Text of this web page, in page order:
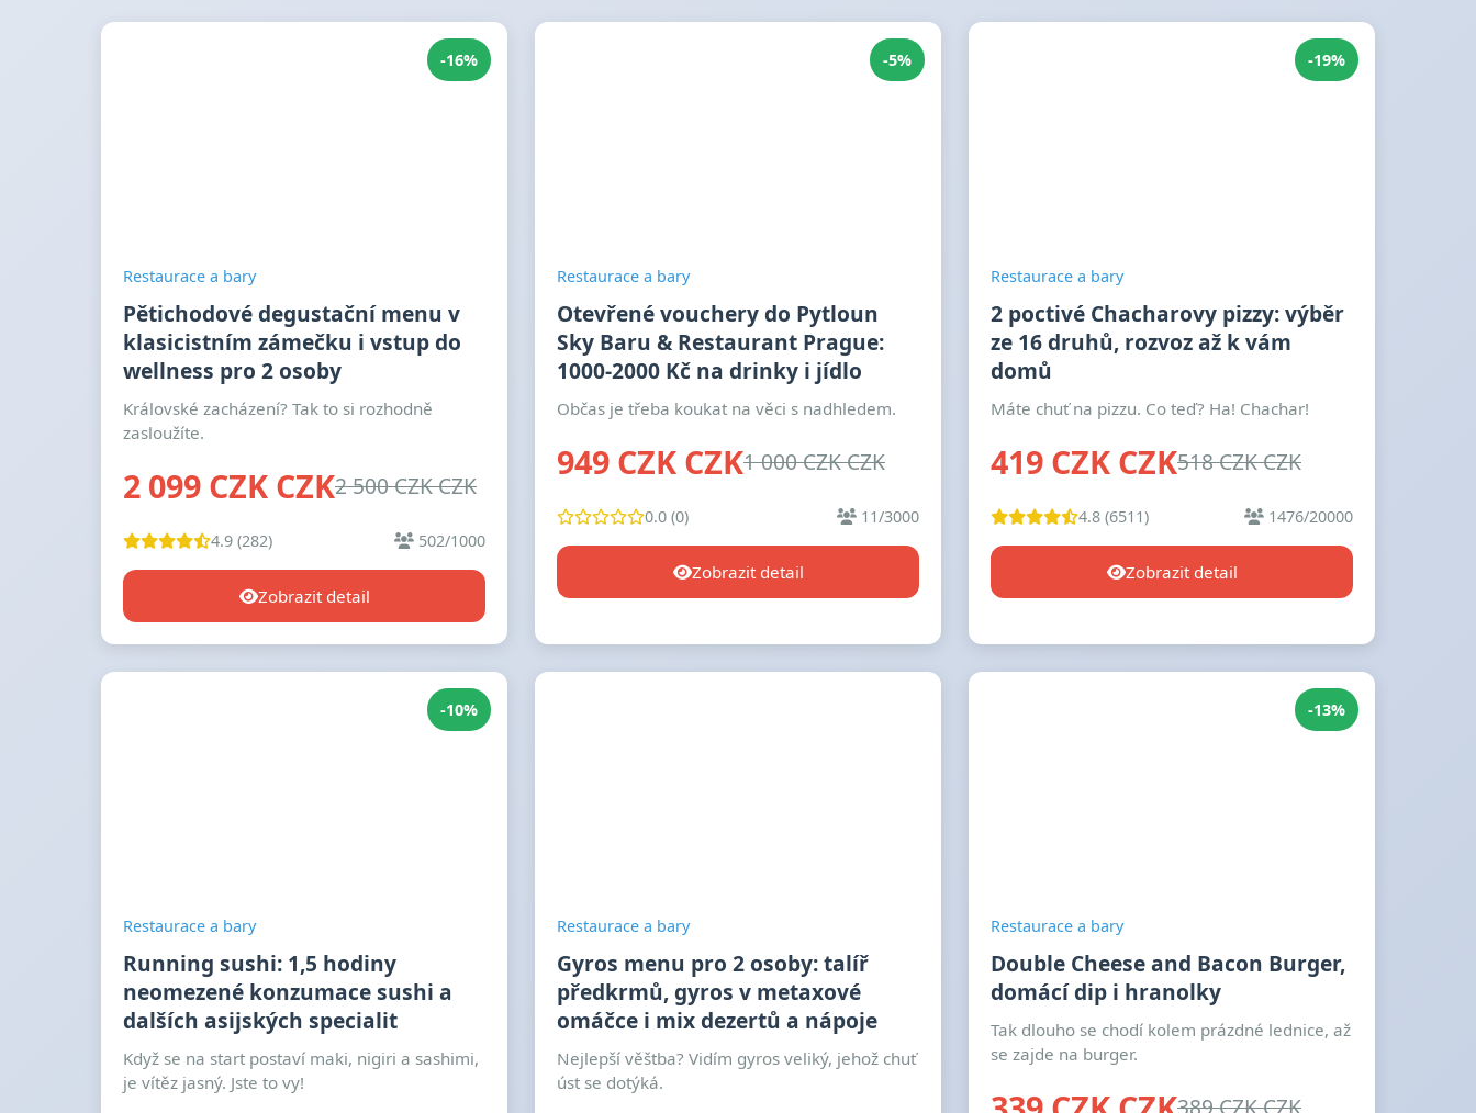
-16%
Restaurace a bary
Pětichodové degustační menu v
klasicistním zámečku i vstup do
wellness pro 2 osoby
Královské zacházení? Tak to si rozhodně
zasloužíte.
2 099 CZK CZK2 500 CZK CZK
4.9 (282) 502/1000
Zobrazit detail
-5%
Restaurace a bary
Otevřené vouchery do Pytloun
Sky Baru & Restaurant Prague:
1000-2000 Kč na drinky i jídlo
Občas je třeba koukat na věci s nadhledem.
949 CZK CZK1 000 CZK CZK
0.0 (0) 11/3000
Zobrazit detail
-19%
Restaurace a bary
2 poctivé Chacharovy pizzy: výběr
ze 16 druhů, rozvoz až k vám
domů
Máte chuť na pizzu. Co teď? Ha! Chachar!
419 CZK CZK518 CZK CZK
4.8 (6511) 1476/20000
Zobrazit detail
-10%
Restaurace a bary
Running sushi: 1,5 hodiny
neomezené konzumace sushi a
dalších asijských specialit
Když se na start postaví maki, nigiri a sashimi,
je vítěz jasný. Jste to vy!
Restaurace a bary
Gyros menu pro 2 osoby: talíř
předkrmů, gyros v metaxové
omáčce i mix dezertů a nápoje
Nejlepší věštba? Vidím gyros veliký, jehož chuť
úst se dotýká.
-13%
Restaurace a bary
Double Cheese and Bacon Burger,
domácí dip i hranolky
Tak dlouho se chodí kolem prázdné lednice, až
se zajde na burger.
389 CZK CZK